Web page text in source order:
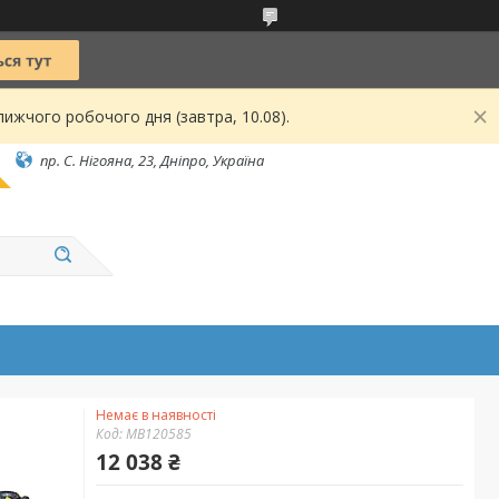
робочого дня (завтра, 10.08).
пр. С. Нігояна, 23, Дніпро, Україна
Немає в наявності
Код:MB120585
12 038 ₴